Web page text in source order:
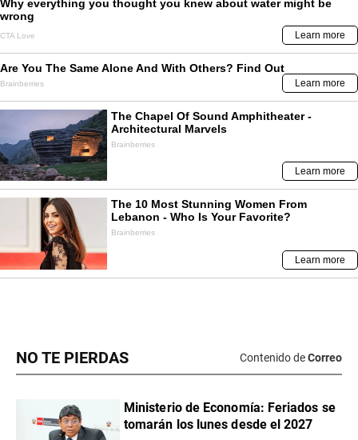
NO TE PIERDAS Contenido deCorreo
Ministerio de Economía: Feriados se
tomarán los lunes desde el 2027